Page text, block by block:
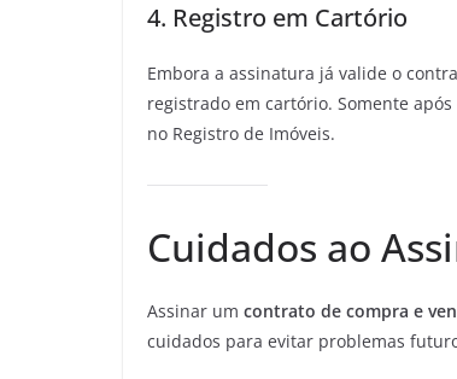
4. Registro em Cartório
Embora a assinatura já valide o
registrado em cartório. Somente
no Registro de Imóveis.
Cuidados ao
Assinar um contrato de compra e
cuidados para evitar problemas